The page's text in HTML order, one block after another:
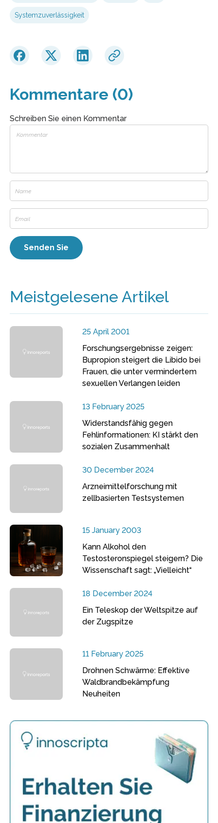
Systemzuverlässigkeit
Kommentare (0)
Schreiben Sie einen Kommentar
Meistgelesene Artikel
25 April 2001
Forschungsergebnisse zeigen:
Bupropion steigert die Libido bei
Frauen, die unter vermindertem
sexuellen Verlangen leiden
13 February 2025
Widerstandsfähig gegen
Fehlinformationen: KI stärkt den
sozialen Zusammenhalt
30 December 2024
Arzneimittelforschung mit
zellbasierten Testsystemen
15 January 2003
Kann Alkohol den
Testosteronspiegel steigern? Die
Wissenschaft sagt: „Vielleicht“
18 December 2024
Ein Teleskop der Weltspitze auf
der Zugspitze
11 February 2025
Drohnen Schwärme: Effektive
Waldbrandbekämpfung
Neuheiten